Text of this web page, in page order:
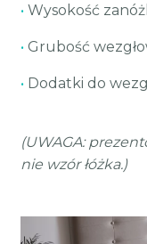
• Wysokość
• Grubość
• Dodatki do
(UWAGA:
nie wzór łóżka.)